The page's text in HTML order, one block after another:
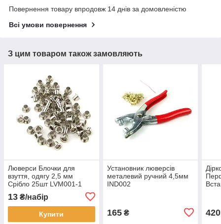
Повернення товару впродовж 14 днів за домовленістю
Всі умови повернення
З цим товаром також замовляють
Люверси Блочки для
взуття, одягу 2,5 мм
Срібло 25шт LVM001-1
13 ₴/набір
Купити
Установник люверсів
металевий ручний 4,5мм
IND002
165₴ 420